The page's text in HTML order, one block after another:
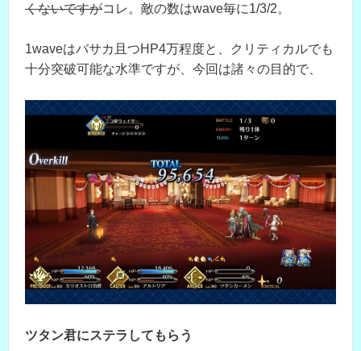
くないですがコレ。敵の数はwave毎に1/3/2。
1waveはバサカ且つHP4万程度と、クリティカルでも
十分突破可能な水準ですが、今回は諸々の目的で、
ツタン君にステラしてもらう